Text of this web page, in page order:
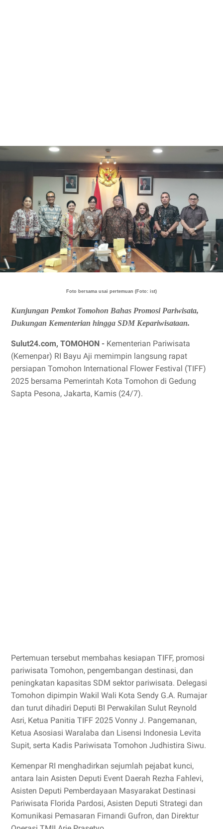
Foto bersama usai pertemuan (Foto: ist)
Kunjungan Pemkot Tomohon Bahas Promosi Pariwisata,
Dukungan Kementerian hingga SDM Kepariwisataan.
Sulut24.com, TOMOHON - Kementerian Pariwisata
(Kemenpar) RI Bayu Aji memimpin langsung rapat
persiapan Tomohon International Flower Festival (TIFF)
2025 bersama Pemerintah Kota Tomohon di Gedung
Sapta Pesona, Jakarta, Kamis (24/7).
Pertemuan tersebut membahas kesiapan TIFF, promosi
pariwisata Tomohon, pengembangan destinasi, dan
peningkatan kapasitas SDM sektor pariwisata. Delegasi
Tomohon dipimpin Wakil Wali Kota Sendy G.A. Rumajar
dan turut dihadiri Deputi BI Perwakilan Sulut Reynold
Asri, Ketua Panitia TIFF 2025 Vonny J. Pangemanan,
Ketua Asosiasi Waralaba dan Lisensi Indonesia Levita
Supit, serta Kadis Pariwisata Tomohon Judhistira Siwu.
Kemenpar RI menghadirkan sejumlah pejabat kunci,
antara lain Asisten Deputi Event Daerah Rezha Fahlevi,
Asisten Deputi Pemberdayaan Masyarakat Destinasi
Pariwisata Florida Pardosi, Asisten Deputi Strategi dan
Komunikasi Pemasaran Firnandi Gufron, dan Direktur